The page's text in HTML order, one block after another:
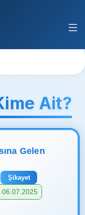
Ait?
Gelen
Şikayet
06.07.2025